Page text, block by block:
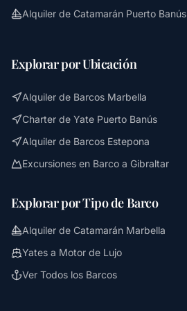
Alquiler de Catamarán Puerto Banús
Explorar por Ubicación
Alquiler de Barcos Marbella
Charter de Yate Puerto Banús
Alquiler de Barcos Estepona
Excursiones en Barco a Gibraltar
Explorar por Tipo de Barco
Alquiler de Catamarán Marbella
Yates a Motor de Lujo
Ver Todos los Barcos